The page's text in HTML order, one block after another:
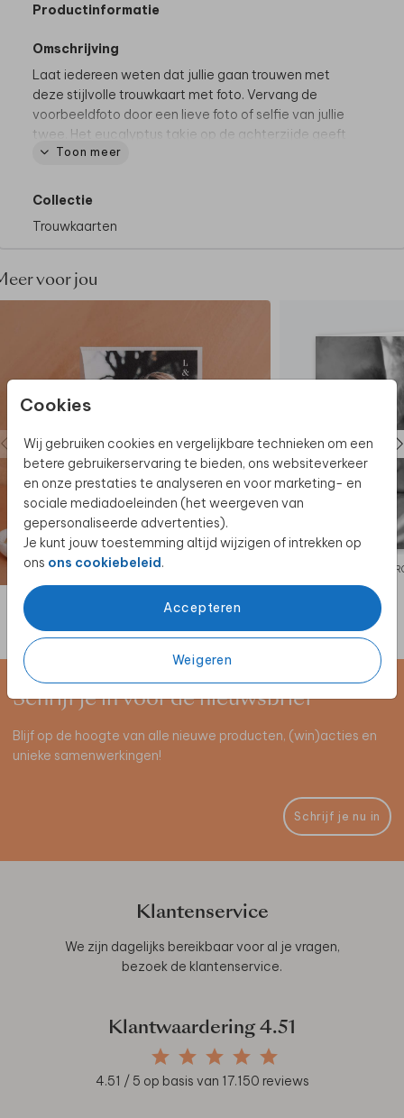
Cookies
Wij gebruiken cookies en vergelijkbare technieken om een
betere gebruikerservaring te bieden, ons websiteverkeer
en onze prestaties te analyseren en voor marketing- en
sociale mediadoeleinden (het weergeven van
gepersonaliseerde advertenties).
Je kunt jouw toestemming altijd wijzigen of intrekken op
ons ons cookiebeleid.
Accepteren
Weigeren
Productinformatie
Omschrijving
Laat iedereen weten dat jullie gaan trouwen met
deze stijlvolle trouwkaart met foto. Vervang de
voorbeeldfoto door een lieve foto of selfie van jullie
twee. Het eucalyptus takje op de achterzijde geeft
deze kaart een finishing touch.
Omdat de kaarten na het drukken op een groot vel
het zijn dat het kader íetsje smaller of breder uitvalt.
willen het wel graag vermelden.
Toon meer
Collectie
Trouwkaarten
voor jou
Schrijf je in voor de nieuwsbrief
Blijf op de hoogte van alle nieuwe producten, (win)acties en
unieke samenwerkingen!
Schrijf je nu in
Klantenservice
We zijn dagelijks bereikbaar voor al je vragen,
bezoek de klantenservice.
Klantwaardering 4.51
4.51 / 5 op basis van 17.150 reviews